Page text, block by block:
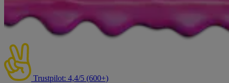
Trustpilot: 4,4/5 (600+)